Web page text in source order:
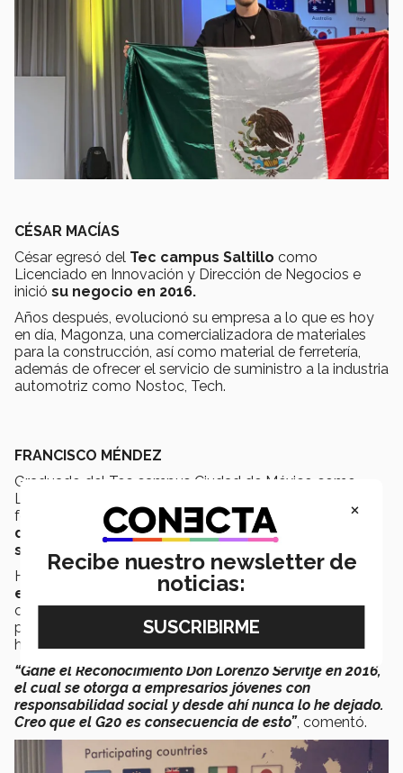
CÉSAR MACÍAS
César egresó del Tec campus Saltillo como
Licenciado en Innovación y Dirección de Negocios e
inició su negocio en 2016.
Años después, evolucionó su empresa a lo que es hoy
en día, Magonza, una comercializadora de materiales
para la construcción, así como material de ferretería,
además de ofrecer el servicio de suministro a la industria
automotriz como Nostoc, Tech.
FRANCISCO MÉNDEZ
Graduado del Tec campus Ciudad de México como
Licenciado en Ciencias de la Comunicación, Francisco
formó en 2010 su empresa Novomedia,
dedicada al desarrollo y creatividad en redes
sociales y la innovación
Hoy en día ha logradocolaborar con grandes
empresas como Aeroméxico y Nike
considera que el haber tenido la oportunidad de
participar en este evento es gracias a que su carrera se
ha guiado siempre por la responsabilidad social.
“Gané el Reconocimiento Don Lorenzo Servitje en 2016,
el cual se otorga a empresarios jóvenes con
responsabilidad social y desde ahí nunca lo he dejado.
Creo que el G20 es consecuencia de esto”, comentó.
×
Recibe nuestro newsletter de
noticias: